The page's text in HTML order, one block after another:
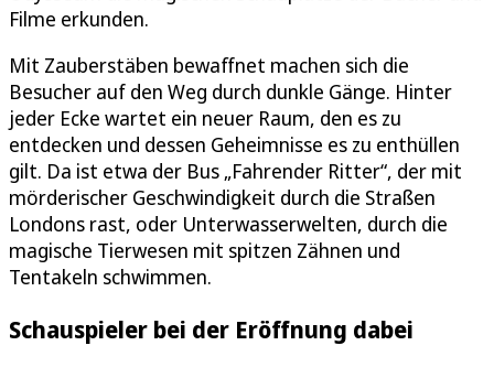
Filme erkunden.
Mit Zauberstäben bewaffnet machen sich die
Besucher auf den Weg durch dunkle Gänge. Hinter
jeder Ecke wartet ein neuer Raum, den es zu
entdecken und dessen Geheimnisse es zu enthüllen
gilt. Da ist etwa der Bus „Fahrender Ritter“, der mit
mörderischer Geschwindigkeit durch die Straßen
Londons rast, oder Unterwasserwelten, durch die
magische Tierwesen mit spitzen Zähnen und
Tentakeln schwimmen.
Schauspieler bei der Eröffnung dabei